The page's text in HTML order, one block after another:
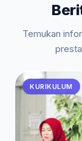
Temukan
KURIKULUM